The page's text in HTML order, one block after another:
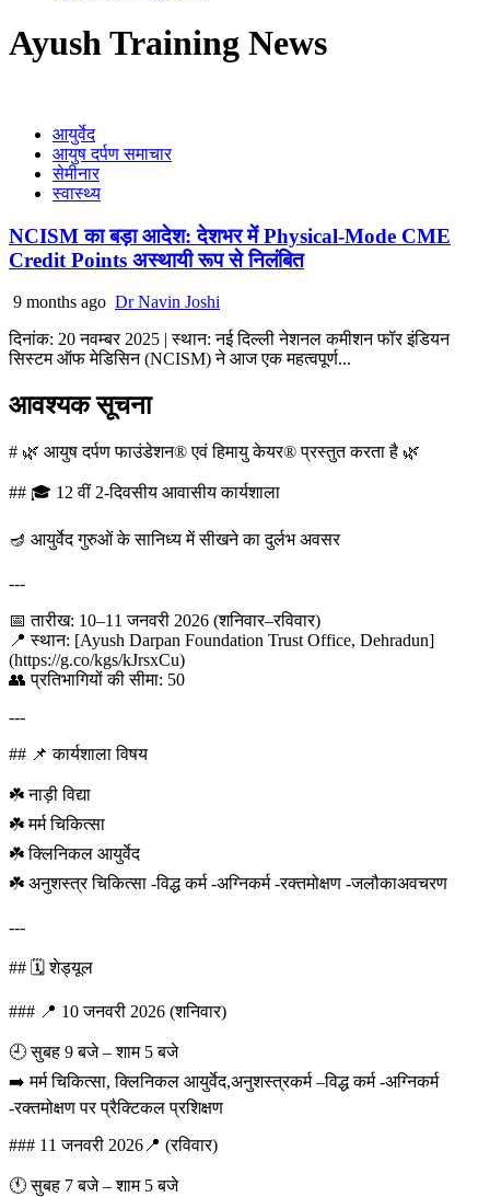
Ayush Training News
आयुर्वेद
आयुष दर्पण समाचार
सेमीनार
स्वास्थ्य
NCISM का बड़ा आदेश: देशभर में Physical-Mode CME
Credit Points अस्थायी रूप से निलंबित
9 months ago Dr Navin Joshi
दिनांक: 20 नवम्बर 2025 | स्थान: नई दिल्ली नेशनल कमीशन फॉर इंडियन
सिस्टम ऑफ मेडिसिन (NCISM) ने आज एक महत्वपूर्ण...
आवश्यक सूचना
# 🌿 आयुष दर्पण फाउंडेशन® एवं हिमायु केयर® प्रस्तुत करता है 🌿
## 🎓 12 वीं 2-दिवसीय आवासीय कार्यशाला
🪔 आयुर्वेद गुरुओं के सानिध्य में सीखने का दुर्लभ अवसर
---
📅 तारीख: 10–11 जनवरी 2026 (शनिवार–रविवार)
📍 स्थान: [Ayush Darpan Foundation Trust Office, Dehradun]
(https://g.co/kgs/kJrsxCu)
👥 प्रतिभागियों की सीमा: 50
---
## 📌 कार्यशाला विषय
☘️ नाड़ी विद्या
☘️ मर्म चिकित्सा
☘️ क्लिनिकल आयुर्वेद
☘️ अनुशस्त्र चिकित्सा -विद्ध कर्म -अग्निकर्म -रक्तमोक्षण -जलौकाअवचरण
---
## 🗓️ शेड्यूल
### 📍 10 जनवरी 2026 (शनिवार)
🕘 सुबह 9 बजे – शाम 5 बजे
➡️ मर्म चिकित्सा, क्लिनिकल आयुर्वेद,अनुशस्त्रकर्म –विद्ध कर्म -अग्निकर्म
-रक्तमोक्षण पर प्रैक्टिकल प्रशिक्षण
### 11 जनवरी 2026📍 (रविवार)
🕚 सुबह 7 बजे – शाम 5 बजे